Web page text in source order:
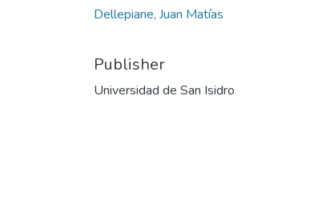
Dellepiane, Juan Matías
Publisher
Universidad de San Isidro